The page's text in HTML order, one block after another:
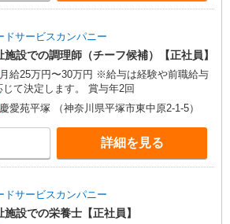
サービスカンパニー
施設での調理師（チーフ候補）【正社員】
月給25万円〜30万円 ※給与は経験や前職給与
じて決定します。 賞与年2回
慶愛苑平塚 （神奈川県平塚市東中原2-1-5）
詳細を見る
サービスカンパニー
施設での栄養士【正社員】